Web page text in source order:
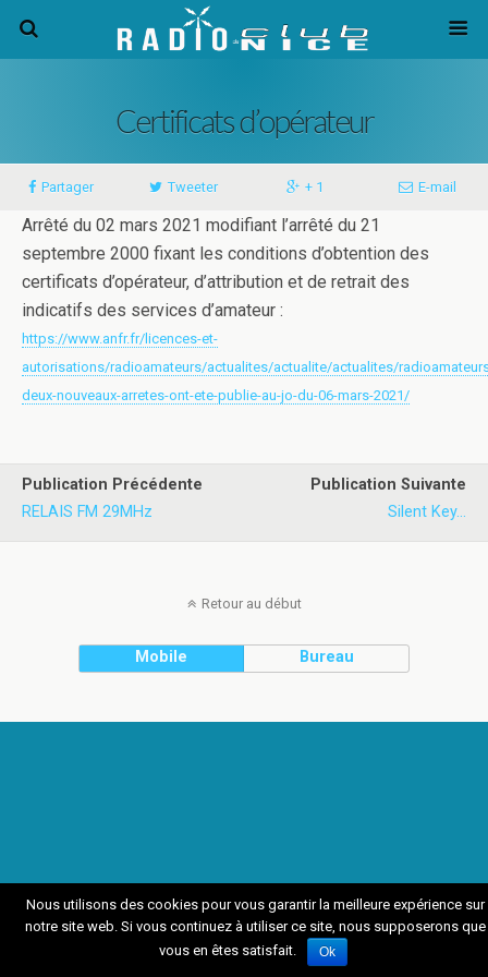
Certificats d’opérateur
Partager Tweeter + 1 E-mail
Arrêté du 02 mars 2021 modifiant l’arrêté du 21
septembre 2000 fixant les conditions d’obtention des
certificats d’opérateur, d’attribution et de retrait des
indicatifs des services d’amateur :
https://www.anfr.fr/licences-et-
autorisations/radioamateurs/actualites/actualite/actualites/
deux-nouveaux-arretes-ont-ete-publie-au-jo-du-06-mars-2021/
Publication Précédente
RELAIS FM 29MHz
Publication Suivante
Silent Key...
Retour au début
Mobile Bureau
Nous utilisons des cookies pour vous garantir la meilleure expérience sur
notre site web. Si vous continuez à utiliser ce site, nous supposerons que
vous en êtes satisfait.
Ok